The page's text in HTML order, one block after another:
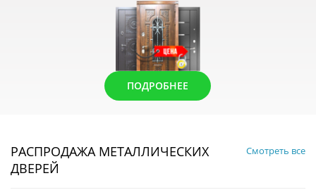
ПОДРОБНЕЕ
РАСПРОДАЖА МЕТАЛЛИЧЕСКИХ
ДВЕРЕЙ
Смотреть все